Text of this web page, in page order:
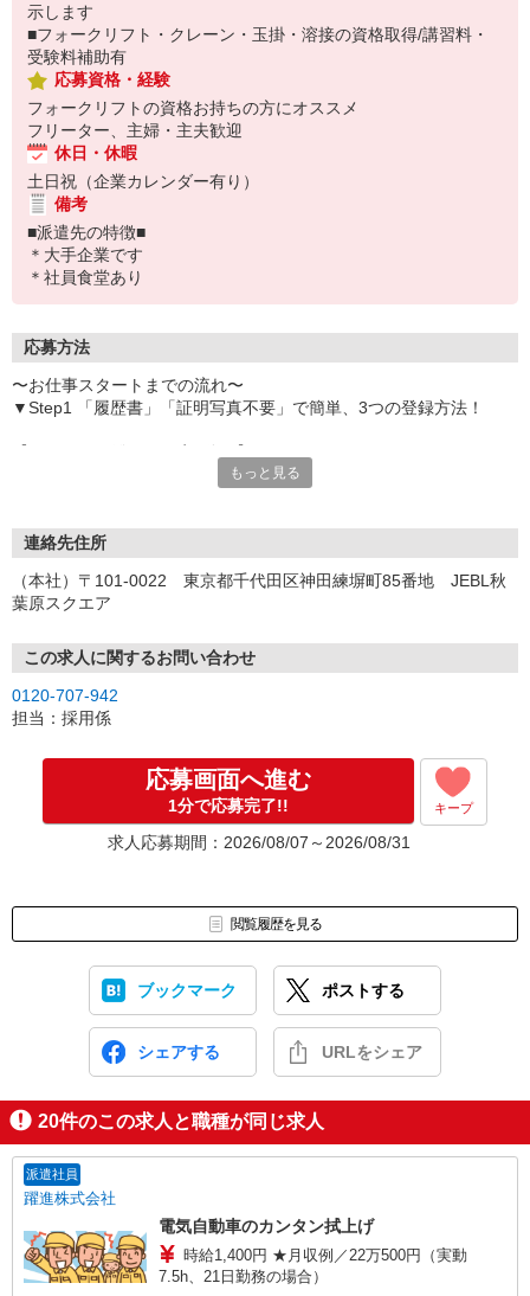
示します
■フォークリフト・クレーン・玉掛・溶接の資格取得/講習料・
受験料補助有
応募資格・経験
フォークリフトの資格お持ちの方にオススメ
フリーター、主婦・主夫歓迎
休日・休暇
土日祝（企業カレンダー有り）
備考
■派遣先の特徴■
＊大手企業です
＊社員食堂あり
応募方法
〜お仕事スタートまでの流れ〜
▼Step1 「履歴書」「証明写真不要」で簡単、3つの登録方法！
いつでも好きな時間に登録OK
受付時間/平日9:00〜19:00
【来場登録（目安1時間30分）】
▼Step2 全国にあるお仕事の中から、あなたにピッタリのお仕事を
ご案内
▼Step3 就業前に職場見学で気になる事はしっかりチェック！
応募⇒最短で2日後からの勤務も可能です！
もっと見る
連絡先住所
（本社）〒101-0022 東京都千代田区神田練塀町85番地 JEBL秋
葉原スクエア
この求人に関するお問い合わせ
0120-707-942
担当：採用係
応募画面へ進む
1分で応募完了!! キープ
求人応募期間：2026/08/07～2026/08/31
閲覧履歴を見る
ブックマーク ポストする
シェアする URLをシェア
20件のこの求人と職種が同じ求人
派遣社員
躍進株式会社
電気自動車のカンタン拭上げ
時給1,400円 ★月収例／22万500円（実動
7.5h、21日勤務の場合）